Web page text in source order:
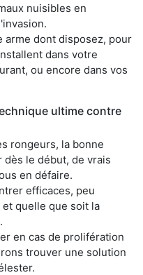
nuisibles en
arme dont disposez, pour
dans votre
ou encore dans vos
ultime contre
rongeurs, la bonne
le début, de vrais
en défaire.
efficaces, peu
quelle que soit la
en cas de prolifération
trouver une solution